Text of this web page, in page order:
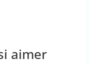
aimer